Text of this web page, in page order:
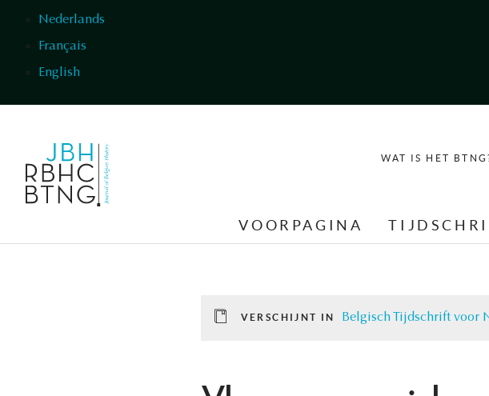
Nederlands
Français
English
WAT IS HET
VOORPAGINA
VERSCHIJNT IN Belgisch Tijdschrift voor